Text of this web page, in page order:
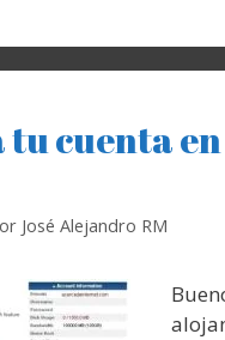
cuenta
José Alejandro RM